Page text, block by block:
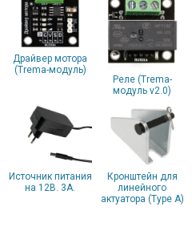
Драйвер мотора
(Trema-модуль)
Реле (Trema-
модуль v2.0)
Источник питания
на 12В. 3А.
Кронштейн для
линейного
актуатора (Type A)